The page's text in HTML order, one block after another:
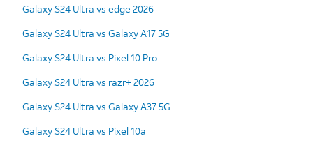
Galaxy S24 Ultra vs edge 2026
Galaxy S24 Ultra vs Galaxy A17 5G
Galaxy S24 Ultra vs Pixel 10 Pro
Galaxy S24 Ultra vs razr+ 2026
Galaxy S24 Ultra vs Galaxy A37 5G
Galaxy S24 Ultra vs Pixel 10a